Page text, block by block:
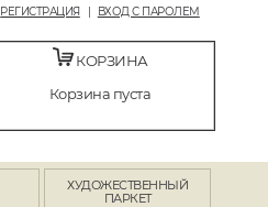
РЕГИСТРАЦИЯ ВХОД С ПАРОЛЕМ
КОРЗИНА
Корзина пуста
ХУДОЖЕСТВЕННЫЙ
ПАРКЕТ